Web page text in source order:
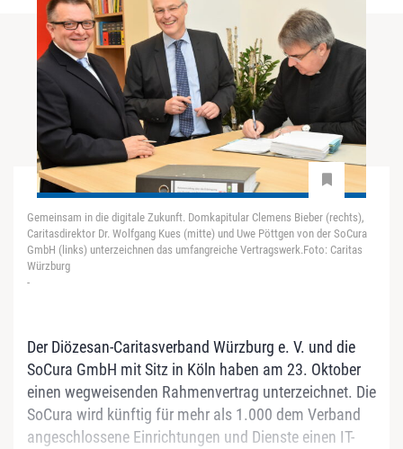
Gemeinsam in die digitale Zukunft. Domkapitular Clemens Bieber (rechts),
Caritasdirektor Dr. Wolfgang Kues (mitte) und Uwe Pöttgen von der SoCura
GmbH (links) unterzeichnen das umfangreiche Vertragswerk.Foto: Caritas
Würzburg
-
Der Diözesan-Caritasverband Würzburg e. V. und die
SoCura GmbH mit Sitz in Köln haben am 23. Oktober
einen wegweisenden Rahmenvertrag unterzeichnet. Die
SoCura wird künftig für mehr als 1.000 dem Verband
angeschlossene Einrichtungen und Dienste einen IT-